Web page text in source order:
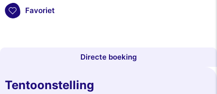
Favoriet
Directe boeking
Tentoonstelling